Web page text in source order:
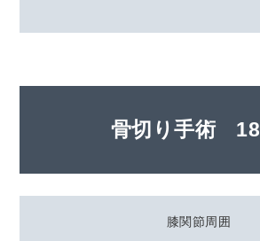
骨切り手術 18
膝関節周囲